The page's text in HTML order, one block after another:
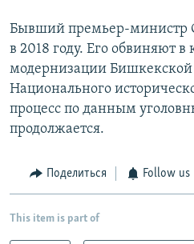
Бывший премьер-министр
в 2018 году. Его обвиняют
модернизации
Национального
процесс по данным
продолжается.
Поделиться Follow us
This item is part of